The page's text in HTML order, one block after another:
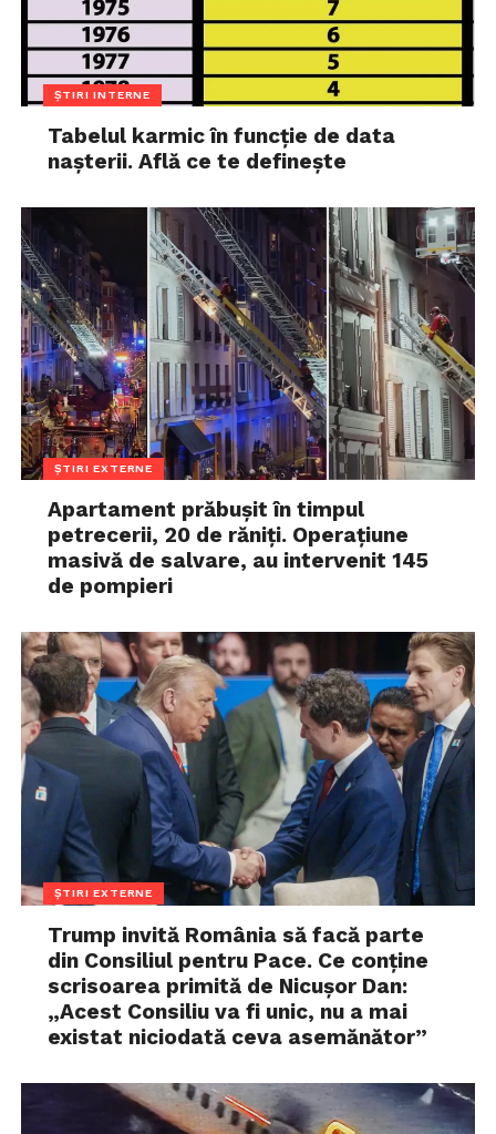
ȘTIRI INTERNE
Tabelul karmic în funcție de data
nașterii. Află ce te definește
ȘTIRI EXTERNE
Apartament prăbușit în timpul
petrecerii, 20 de răniți. Operațiune
masivă de salvare, au intervenit 145
de pompieri
ȘTIRI EXTERNE
Trump invită România să facă parte
din Consiliul pentru Pace. Ce conține
scrisoarea primită de Nicușor Dan:
„Acest Consiliu va fi unic, nu a mai
existat niciodată ceva asemănător”